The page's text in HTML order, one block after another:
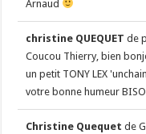
Arnaud
christine QUEQUETde
Coucou Thierry, bien
un petit TONY LEX
votre bonne humeur
Christine Quequetde